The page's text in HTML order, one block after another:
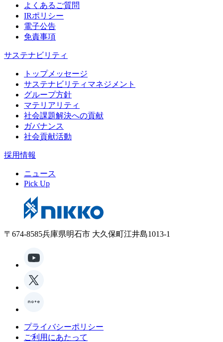
よくあるご質問
IRポリシー
電子公告
免責事項
サステナビリティ
トップメッセージ
サステナビリティマネジメント
グループ方針
マテリアリティ
社会課題解決への貢献
ガバナンス
社会貢献活動
採用情報
ニュース
Pick Up
〒674-8585兵庫県明石市 大久保町江井島1013-1
プライバシーポリシー
ご利用にあたって